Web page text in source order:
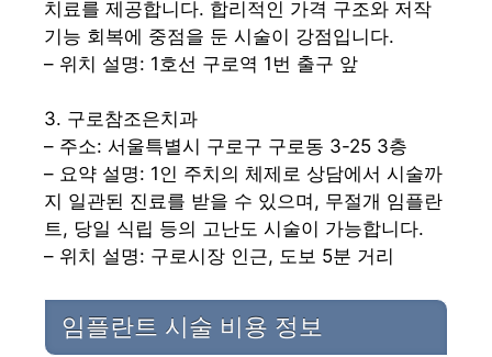
치료를 제공합니다. 합리적인 가격 구조와 저작
기능 회복에 중점을 둔 시술이 강점입니다.
– 위치 설명: 1호선 구로역 1번 출구 앞
3. 구로참조은치과
– 주소: 서울특별시 구로구 구로동 3-25 3층
– 요약 설명: 1인 주치의 체제로 상담에서 시술까
지 일관된 진료를 받을 수 있으며, 무절개 임플란
트, 당일 식립 등의 고난도 시술이 가능합니다.
– 위치 설명: 구로시장 인근, 도보 5분 거리
임플란트 시술 비용 정보